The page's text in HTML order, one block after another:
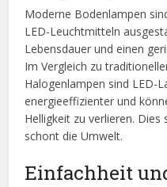
Moderne Bodenlampen
LED-Leuchtmitteln
Lebensdauer und einen
Im Vergleich zu
Halogenlampen sind LED-
energieeffizienter und
Helligkeit zu verlieren.
schont die Umwelt.
Einfachheit